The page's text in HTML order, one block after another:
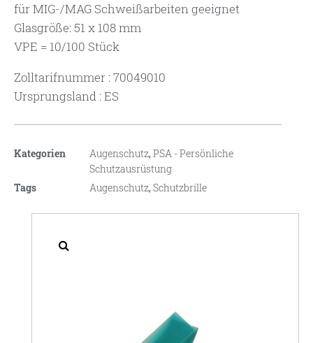
für MIG-/MAG Schweißarbeiten geeignet
Glasgröße: 51 x 108 mm
VPE = 10/100 Stück
Zolltarifnummer : 70049010
Ursprungsland : ES
Kategorien Augenschutz,PSA - Persönliche
Schutzausrüstung
Tags
Augenschutz,Schutzbrille